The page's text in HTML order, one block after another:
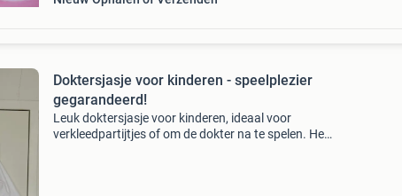
Doktersjasje voor kinderen - speelplezier
gegarandeerd!
Leuk doktersjasje voor kinderen, ideaal voor
verkleedpartijtjes of om de dokter na te spelen. Het